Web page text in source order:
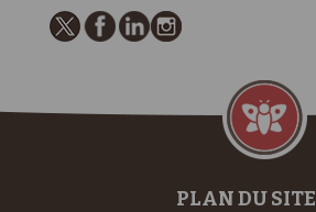
PLAN DU SITE